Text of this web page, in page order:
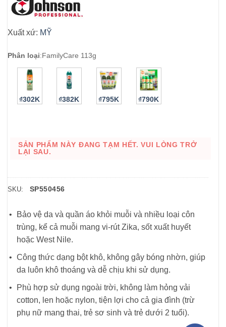
Xuất xứ: MỸ
Phân loại:FamilyCare 113g
₫302K ₫382K ₫795K ₫790K
SẢN PHẨM NÀY ĐANG TẠM HẾT. VUI LÒNG TRỞ
LẠI SAU.
SKU: SP550456
Bảo vệ da và quần áo khỏi muỗi và nhiều loại côn
trùng, kể cả muỗi mang vi-rút Zika, sốt xuất huyết
hoặc West Nile.
Công thức dạng bột khô, không gây bóng nhờn, giúp
da luôn khô thoáng và dễ chịu khi sử dụng.
Phù hợp sử dụng ngoài trời, không làm hỏng vải
cotton, len hoặc nylon, tiện lợi cho cả gia đình (trừ
phụ nữ mang thai, trẻ sơ sinh và trẻ dưới 2 tuổi).